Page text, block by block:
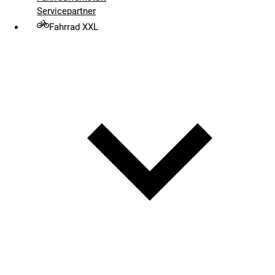
Servicepartner
Fahrrad XXL